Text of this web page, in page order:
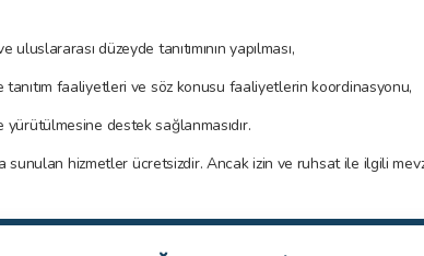
düzeyde tanıtımının yapılması,
tanıtım faaliyetleri ve söz konusu faaliyetlerin koordinasyonu,
destek sağlanmasıdır.
sunulan hizmetler ücretsizdir. Ancak izin ve ruhsat ile ilgili